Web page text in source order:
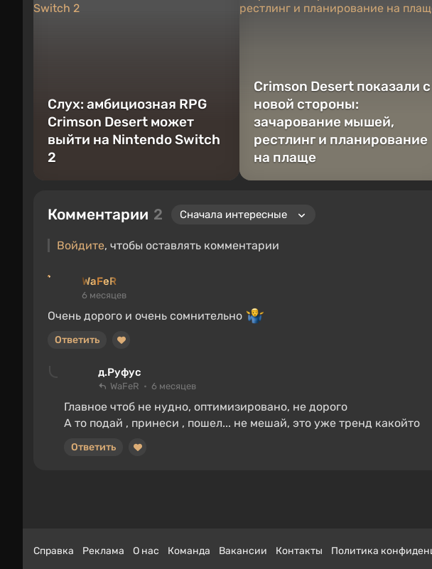
Слух: амбициозная RPG
Crimson Desert может
выйти на Nintendo Switch
2
Crimson Desert показали с
новой стороны:
зачарование мышей,
рестлинг и планирование
на плаще
Комментарии 2
Войдите, чтобы оставлять комментарии
WaFeR
6 месяцев
Очень дорого и очень сомнительно
Ответить
д.Руфус
WaFeR 6 месяцев
Главное чтоб не нудно, оптимизировано, не дорого
А то подай , принеси , пошел... не мешай, это уже тренд какойто
Ответить
Справка Реклама О нас Команда Вакансии Контакты Политика